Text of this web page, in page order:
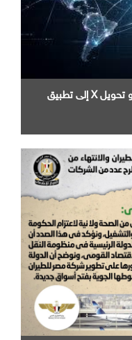
إطلاق " XChat " في خطوة جديدة نحو تحويل X إلى تطبيق